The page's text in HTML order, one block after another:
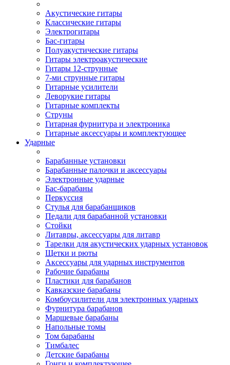
Акустические гитары
Классические гитары
Электрогитары
Бас-гитары
Полуакустические гитары
Гитары электроакустические
Гитары 12-струнные
7-ми струнные гитары
Гитарные усилители
Леворукие гитары
Гитарные комплекты
Струны
Гитарная фурнитура и электроника
Гитарные аксессуары и комплектующее
Ударные
Барабанные установки
Барабанные палочки и аксессуары
Электронные ударные
Бас-барабаны
Перкуссия
Стулья для барабанщиков
Педали для барабанной установки
Стойки
Литавры, аксессуары для литавр
Тарелки для акустических ударных установок
Щетки и рюты
Аксессуары для ударных инструментов
Рабочие барабаны
Пластики для барабанов
Кавказские барабаны
Комбоусилители для электронных ударных
Фурнитура барабанов
Маршевые барабаны
Напольные томы
Том барабаны
Тимбалес
Детские барабаны